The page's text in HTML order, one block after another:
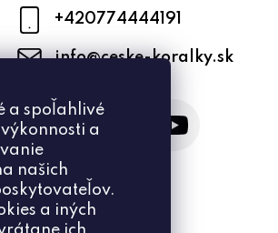
a spoľahlivé
a
našich
a iných
info@ceske-koralky.sk
+420774444191